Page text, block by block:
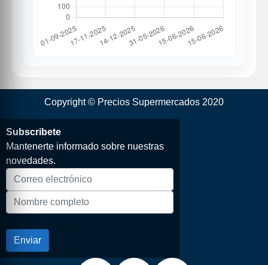
Copyright © Precios Supermercados 2020
Subscribete
Mantenerte informado sobre nuestras
novedades.